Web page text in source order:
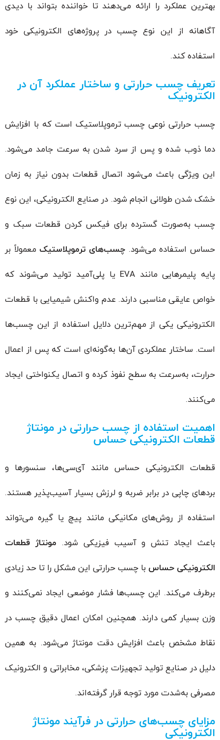
بهترین عملکرد را ارائه می‌دهند تا خواننده بتواند با دیدی
آگاهانه از این نوع چسب در پروژه‌های الکترونیکی خود
استفاده کند.
تعریف چسب حرارتی و ساختار عملکرد آن در
الکترونیک
چسب حرارتی نوعی چسب ترموپلاستیک است که با افزایش
دما ذوب شده و پس از سرد شدن به سرعت جامد می‌شود.
این ویژگی باعث می‌شود اتصال قطعات بدون نیاز به زمان
خشک شدن طولانی انجام شود. در صنایع الکترونیکی، این نوع
چسب به‌صورت گسترده برای فیکس کردن قطعات سبک و
حساس استفاده می‌شود. چسب‌های ترموپلاستیکمعمولاً بر
پایه پلیمرهایی مانند EVA یا پلی‌آمید تولید می‌شوند که
خواص عایقی مناسبی دارند. عدم واکنش شیمیایی با قطعات
الکترونیکی یکی از مهم‌ترین دلایل استفاده از این چسب‌ها
است. ساختار عملکردی آن‌ها به‌گونه‌ای است که پس از اعمال
حرارت، به‌سرعت به سطح نفوذ کرده و اتصال یکنواختی ایجاد
می‌کنند.
اهمیت استفاده از چسب حرارتی در مونتاژ
قطعات الکترونیکی حساس
قطعات الکترونیکی حساس مانند آی‌سی‌ها، سنسورها و
بردهای چاپی در برابر ضربه و لرزش بسیار آسیب‌پذیر هستند.
استفاده از روش‌های مکانیکی مانند پیچ یا گیره می‌تواند
باعث ایجاد تنش و آسیب فیزیکی شود. مونتاژ قطعات
الکترونیکی حساسبا چسب حرارتی این مشکل را تا حد زیادی
برطرف می‌کند. این چسب‌ها فشار موضعی ایجاد نمی‌کنند و
وزن بسیار کمی دارند. همچنین امکان اعمال دقیق چسب در
نقاط مشخص باعث افزایش دقت مونتاژ می‌شود. به همین
دلیل در صنایع تولید تجهیزات پزشکی، مخابراتی و الکترونیک
مصرفی به‌شدت مورد توجه قرار گرفته‌اند.
مزایای چسب‌های حرارتی در فرآیند مونتاژ
الکترونیکی